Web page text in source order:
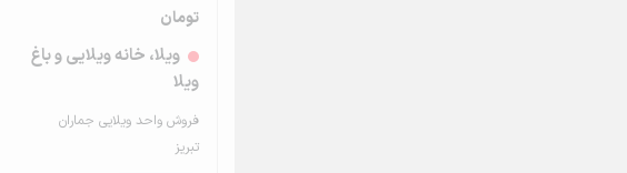
تومان
ویلا، خانه ویلایی و باغ
ویلا
فروش واحد ویلایی جماران
تبریز